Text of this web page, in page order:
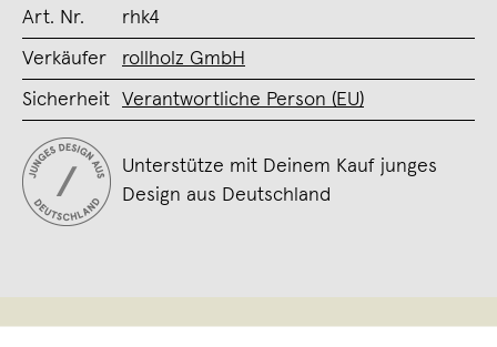
Art. Nr. rhk4
Verkäufer rollholz GmbH
Sicherheit Verantwortliche Person (EU)
Unterstütze mit Deinem Kauf junges
Design aus Deutschland